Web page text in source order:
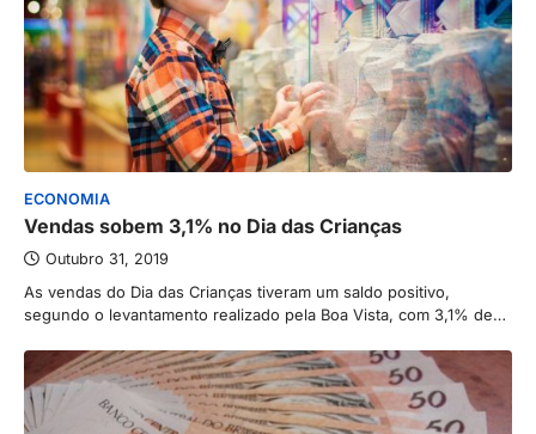
ECONOMIA
Vendas sobem 3,1% no Dia das Crianças
Outubro 31, 2019
As vendas do Dia das Crianças tiveram um saldo positivo,
segundo o levantamento realizado pela Boa Vista, com 3,1% de…